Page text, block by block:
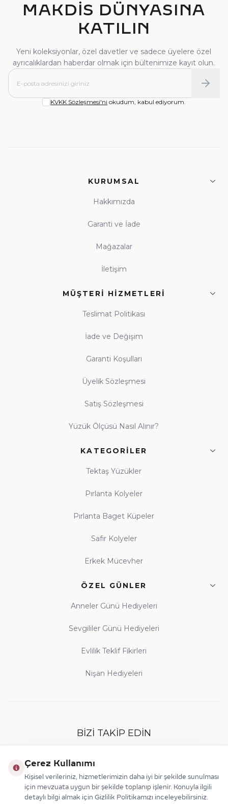
MAKDİS DÜNYASINA
KATILIN
Yeni koleksiyonlar, özel davetler ve sadece üyelere özel
ayrıcalıklardan haberdar olmak için bültenimize kayıt olun.
KVKK Sözleşmesi'ni okudum, kabul ediyorum.
KURUMSAL
Hakkımızda
Garanti ve İade
Mağazalar
İletişim
MÜŞTERI HIZMETLERI
Teslimat Politikası
İade ve Değişim
Garanti Koşulları
Üyelik Sözleşmesi
Satış Sözleşmesi
Yüzük Ölçüsü Nasıl Alınır?
KATEGORILER
Tektaş Yüzükler
Pırlanta Kolyeler
Pırlanta Baget Küpeler
Safir Kolyeler
Erkek Mücevher
ÖZEL GÜNLER
Anneler Günü Hediyeleri
Sevgililer Günü Hediyeleri
Evlilik Teklif Fikirleri
Nişan Hediyeleri
BIZI TAKIP EDIN
Çerez Kullanımı
Kişisel verileriniz, hizmetlerimizin daha iyi bir şekilde sunulması
için mevzuata uygun bir şekilde toplanıp işlenir. Konuyla ilgili
detaylı bilgi almak için Gizlilik Politikamızı inceleyebilirsiniz.